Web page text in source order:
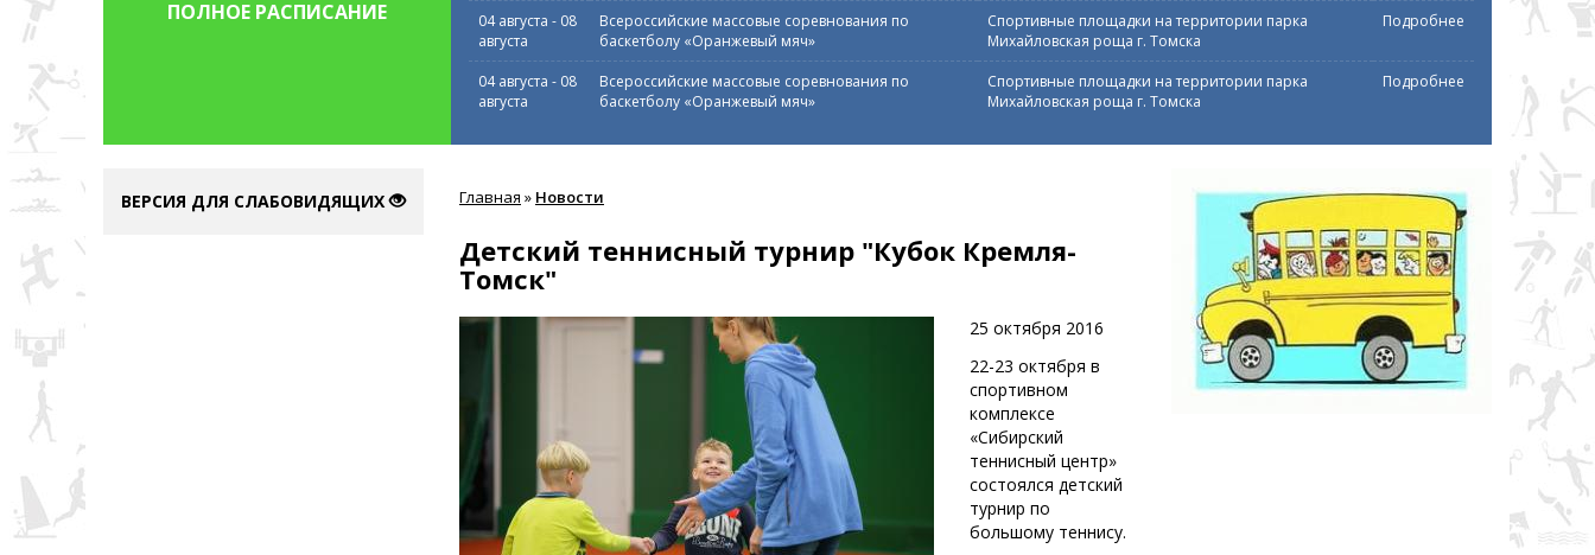
ПОЛНОЕ РАСПИСАНИЕ 04 августа - 08
августа
Всероссийские массовые соревнования по
баскетболу «Оранжевый мяч»
Спортивные площадки на территории парка
Михайловская роща г. Томска
Подробнее
04 августа - 08
августа
Всероссийские массовые соревнования по
баскетболу «Оранжевый мяч»
Спортивные площадки на территории парка
Михайловская роща г. Томска
Подробнее
ВЕРСИЯ ДЛЯ СЛАБОВИДЯЩИХ здесь
Главная » Новости
Детский теннисный турнир "Кубок Кремля-
Томск"
25 октября 2016
22-23 октября в
спортивном
комплексе
«Сибирский
теннисный центр»
состоялся детский
турнир по
большому теннису.